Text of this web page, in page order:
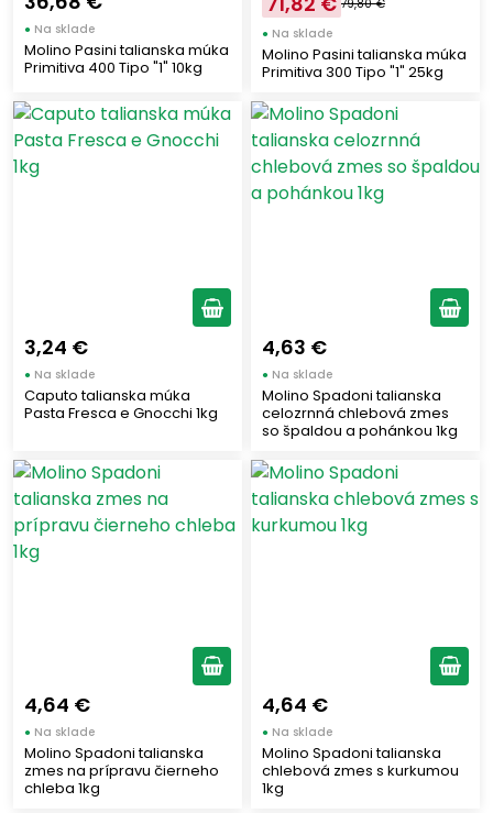
● Na sklade
Molino Pasini talianska múka
Primitiva 400 Tipo "1" 10kg
79,80 €
● Na sklade
Molino Pasini talianska múka
Primitiva 300 Tipo "1" 25kg
3,24 €
● Na sklade
Caputo talianska múka
Pasta Fresca e Gnocchi 1kg
4,63 €
● Na sklade
Molino Spadoni talianska
celozrnná chlebová zmes
so špaldou a pohánkou 1kg
4,64 €
● Na sklade
Molino Spadoni talianska
zmes na prípravu čierneho
chleba 1kg
4,64 €
● Na sklade
Molino Spadoni talianska
chlebová zmes s kurkumou
1kg